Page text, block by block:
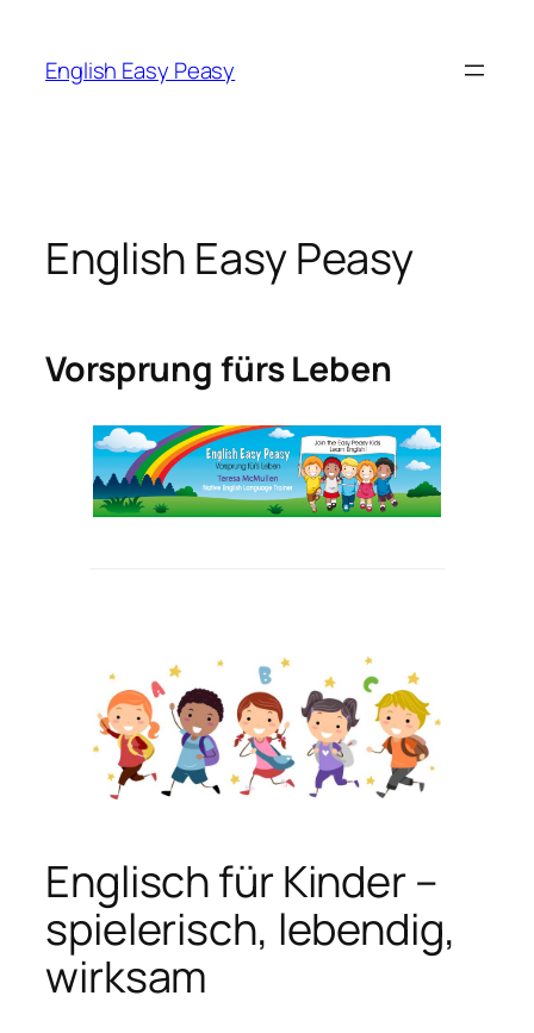
springen
English Easy Peasy
English Easy Peasy
Vorsprung fürs Leben
Englisch für Kinder –
spielerisch, lebendig,
wirksam